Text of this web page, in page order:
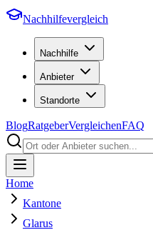
Nachhilfevergleich
Nachhilfe
Anbieter
Standorte
BlogRatgeberVergleichenFAQ
Home
Kantone
Glarus